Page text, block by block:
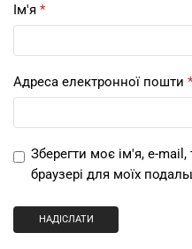
Ім'я *
Адреса електронної пошти *
Зберегти моє ім'я, e-
браузері для моїх